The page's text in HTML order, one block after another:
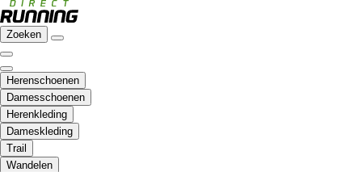
Zoeken
Herenschoenen
Damesschoenen
Herenkleding
Dameskleding
Trail
Wandelen